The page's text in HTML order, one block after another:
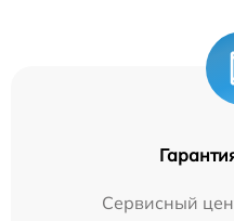
Сервисный